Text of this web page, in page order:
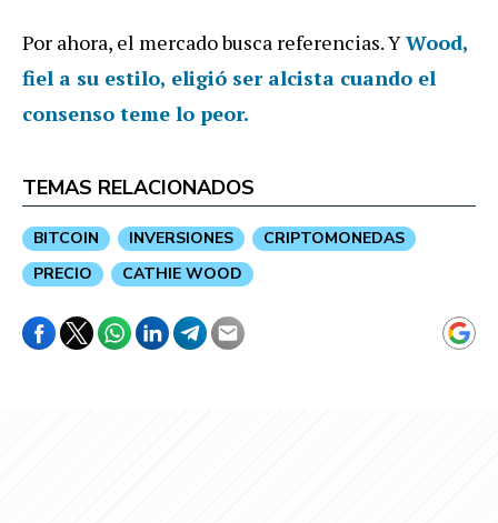
Por ahora, el mercado busca referencias. YWood,
fiel a su estilo, eligió ser alcista cuando el
consenso teme lo peor.
TEMAS RELACIONADOS
BITCOIN INVERSIONES
CRIPTOMONEDAS
PRECIO
CATHIE WOOD